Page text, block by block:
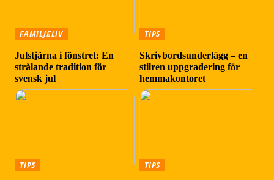
FAMILJELIV
Julstjärna i fönstret: En
strålande tradition för
svensk jul
TIPS
Skrivbordsunderlägg – en
stilren uppgradering för
hemmakontoret
TIPS TIPS